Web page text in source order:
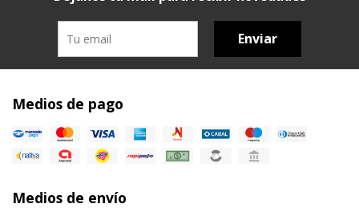
Enviar
Medios de pago
Medios de envío